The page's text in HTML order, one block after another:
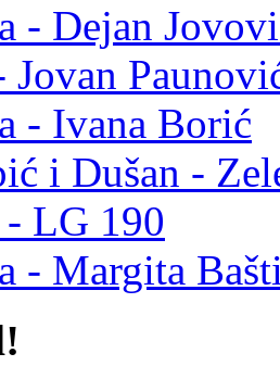
- Dejan
- Ivana Borić
i Dušan -
LG 190
- Margita